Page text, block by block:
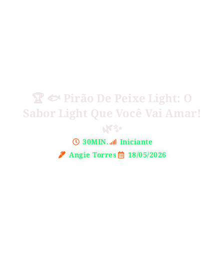
🏆 🐟 Pirão De Peixe Light: O
Sabor Light Que Você Vai Amar!
🌿✨
30MIN.
Iniciante
Angie Torres
18/05/2026